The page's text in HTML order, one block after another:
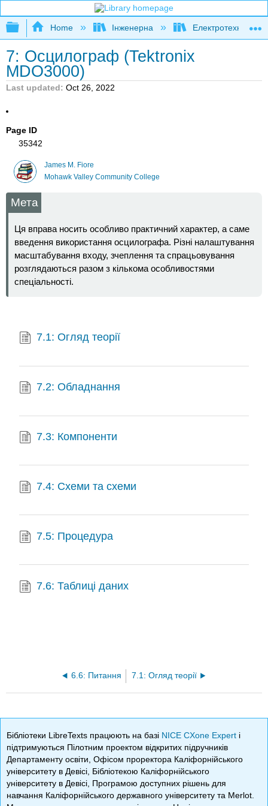
Expand/collapse global hierarchy
Home Інженерна Електротехніка
7: Осцилограф (Tektronix
MDO3000)
Last updated Oct 26, 2022
Page ID
35342
James M. Fiore
Mohawk Valley Community College
Мета
Ця вправа носить особливо практичний характер, а саме
введення використання осцилографа. Різні налаштування
масштабування входу, зчеплення та спрацьовування
розглядаються разом з кількома особливостями
спеціальності.
7.1: Огляд теорії
7.2: Обладнання
7.3: Компоненти
7.4: Схеми та схеми
7.5: Процедура
7.6: Таблиці даних
6.6: Питання 7.1: Огляд теорії
Бібліотеки LibreTexts працюють на базі NICE CXone Expert і
підтримуються Пілотним проектом відкритих підручників
Департаменту освіти, Офісом проректора Каліфорнійського
університету в Девісі, Бібліотекою Каліфорнійського
університету в Девісі, Програмою доступних рішень для
навчання Каліфорнійського державного університету та Merlot.